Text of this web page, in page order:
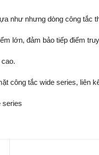
như nhưng dòng công tắc
lớn, đảm bảo tiếp điểm
công tắc wide series, liên
series